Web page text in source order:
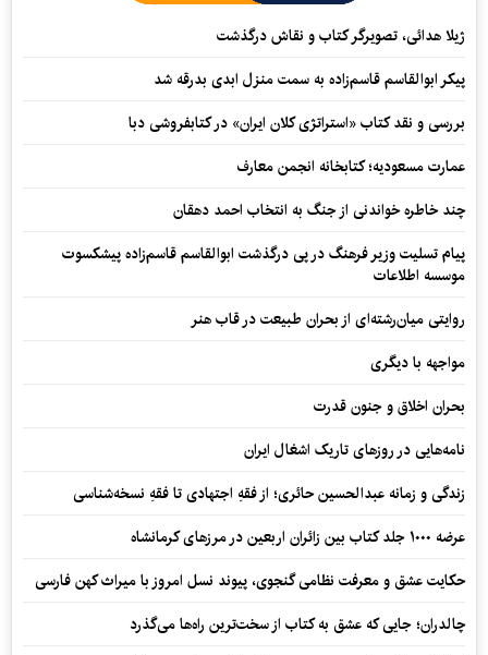
ژیلا هدائی، تصویرگر کتاب و نقاش درگذشت
پیکر ابوالقاسم قاسم‌زاده به سمت منزل ابدی بدرقه شد
بررسی و نقد کتاب «استراتژی کلان ایران» در کتابفروشی دبا
عمارت مسعودیه؛ کتابخانه انجمن معارف
چند خاطره خواندنی از جنگ به انتخاب احمد دهقان
پیام تسلیت وزیر فرهنگ در پی درگذشت ابوالقاسم قاسم‌زاده پیشکسوت
موسسه اطلاعات
روایتی میان‌رشته‌ای از بحران طبیعت در قاب هنر
مواجهه با دیگری
بحران اخلاق و جنون قدرت
نامه‌هایی در روزهای تاریک اشغال ایران
زندگی و زمانه عبدالحسین حائری؛ از فقهِ اجتهادی تا فقهِ نسخه‌شناسی
عرضه ۱۰۰۰ جلد کتاب بین زائران اربعین در مرزهای کرمانشاه
حکایت عشق و معرفت نظامی گنجوی، پیوند نسل امروز با میراث کهن فارسی
چالدران؛ جایی که عشق به کتاب از سخت‌ترین راه‌ها می‌گذرد